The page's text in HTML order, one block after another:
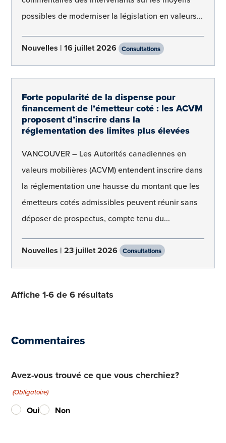
possibles de moderniser la législation en valeurs...
Nouvelles 16 juillet 2026 Consultations
Forte popularité de la dispense pour
financement de l’émetteur coté : les ACVM
proposent d’inscrire dans la
réglementation des limites plus élevées
VANCOUVER – Les Autorités canadiennes en
valeurs mobilières (ACVM) entendent inscrire dans
la réglementation une hausse du montant que les
émetteurs cotés admissibles peuvent réunir sans
déposer de prospectus, compte tenu du...
Nouvelles 23 juillet 2026 Consultations
Affiche 1-6 de 6 résultats
Commentaires
Avez-vous trouvé ce que vous cherchiez?
(Obligatoire)
Oui Non